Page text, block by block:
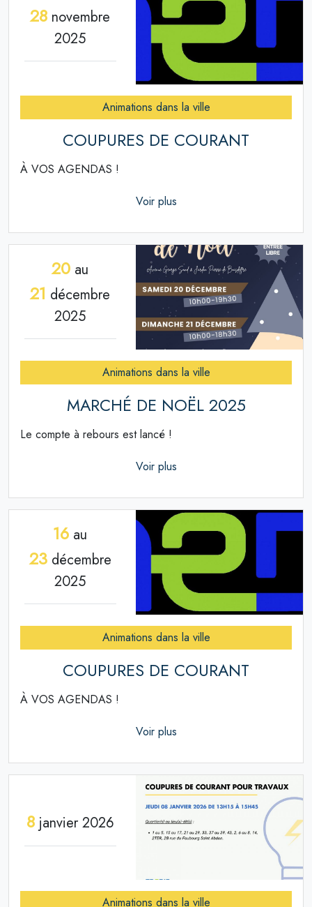
28 novembre
2025
Animations dans la ville
COUPURES DE COURANT
À VOS AGENDAS !
Voir plus
20 au
21 décembre
2025
Animations dans la ville
MARCHÉ DE NOËL 2025
Le compte à rebours est lancé !
Voir plus
16 au
23décembre
2025
Animations dans la ville
COUPURES DE COURANT
À VOS AGENDAS !
Voir plus
8janvier 2026
Animations dans la ville